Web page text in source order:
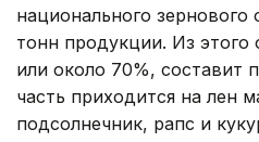
национального
тонн продукции. Из этого
или около 70%, составит
часть приходится на лен
подсолнечник, рапс и